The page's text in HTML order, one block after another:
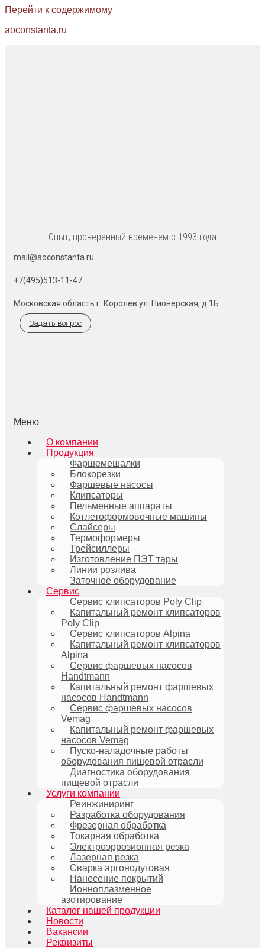
Перейти к содержимому
aoconstanta.ru
Опыт, проверенный временем с 1993 года
mail@aoconstanta.ru
+7(495)513-11-47
Московская область г. Королев ул. Пионерская, д.1Б
Задать вопрос
Меню
О компании
Продукция
Фаршемешалки
Блокорезки
Фаршевые насосы
Клипсаторы
Пельменные аппараты
Котлетоформовочные машины
Слайсеры
Термоформеры
Трейсиллеры
Изготовление ПЭТ тары
Линии розлива
Заточное оборудование
Сервис
Сервис клипсаторов Poly Clip
Капитальный ремонт клипсаторов
Poly Clip
Сервис клипсаторов Alpina
Капитальный ремонт клипсаторов
Alpina
Сервис фаршевых насосов
Handtmann
Капитальный ремонт фаршевых
насосов Handtmann
Сервис фаршевых насосов
Vemag
Капитальный ремонт фаршевых
насосов Vemag
Пуско-наладочные работы
оборудования пищевой отрасли
Диагностика оборудования
пищевой отрасли
Услуги компании
Реинжиниринг
Разработка оборудования
Фрезерная обработка
Токарная обработка
Электроэррозионная резка
Лазерная резка
Сварка аргонодуговая
Нанесение покрытий
Ионноплазменное
азотирование
Каталог нашей продукции
Новости
Вакансии
Реквизиты